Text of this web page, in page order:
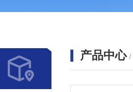
产品中心 /